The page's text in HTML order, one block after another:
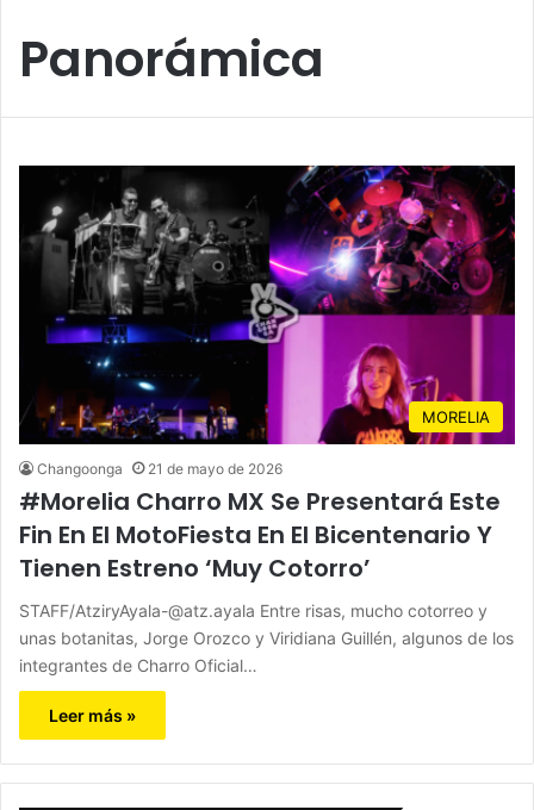
Panorámica
MORELIA
Changoonga 21 de mayo de 2026
#Morelia Charro MX Se Presentará Este
Fin En El MotoFiesta En El Bicentenario Y
Tienen Estreno ‘Muy Cotorro’
STAFF/AtziryAyala-@atz.ayala Entre risas, mucho cotorreo y
unas botanitas, Jorge Orozco y Viridiana Guillén, algunos de los
integrantes de Charro Oficial…
Leer más »